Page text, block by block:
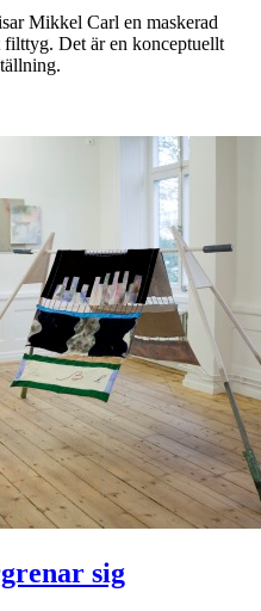
Mikkel Carl en maskerad
Det är en konceptuellt
sig